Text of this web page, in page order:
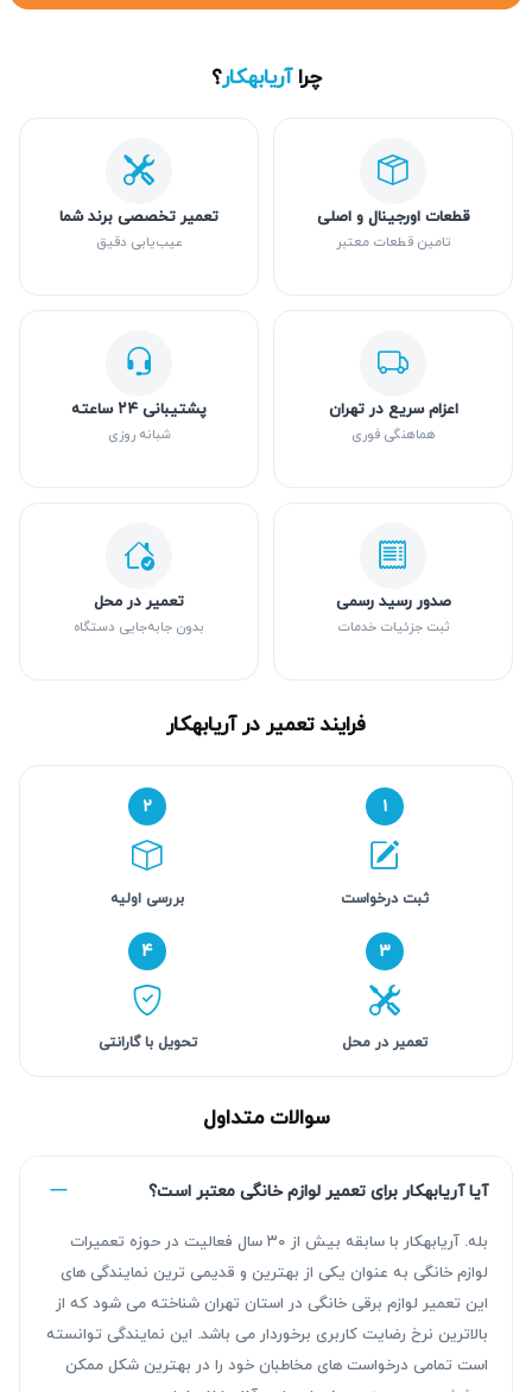
چراآریابهکار؟
قطعات اورجینال و اصلی
تامین قطعات معتبر
تعمیر تخصصی برند شما
عیب‌یابی دقیق
اعزام سریع در تهران
هماهنگی فوری
پشتیبانی ۲۴ ساعته
شبانه روزی
صدور رسید رسمی
ثبت جزئیات خدمات
تعمیر در محل
بدون جابه‌جایی دستگاه
فرایند تعمیر در آریابهکار
۱
ثبت درخواست
۲
بررسی اولیه
۳
تعمیر در محل
۴
تحویل با گارانتی
سوالات متداول
آیا آریابهکار برای تعمیر لوازم خانگی معتبر است؟
بله. آریابهکار با سابقه بیش از ۳۰ سال فعالیت در حوزه تعمیرات
لوازم خانگی به عنوان یکی از بهترین و قدیمی ترین نمایندگی های
این تعمیر لوازم برقی خانگی در استان تهران شناخته می شود که از
بالاترین نرخ رضایت کاربری برخوردار می باشد. این نمایندگی توانسته
است تمامی درخواست های مخاطبان خود را در بهترین شکل ممکن